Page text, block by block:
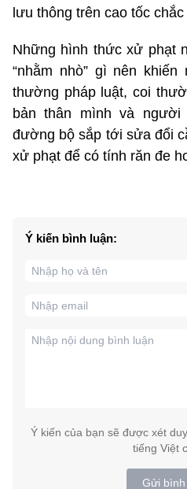
lưu thông trên cao tốc
Những hình thức xử phạt
“nhằm nhò” gì nên
thường pháp luật, coi
bản thân mình và người
đường bộ sắp tới sửa đổi
xử phạt để có tính răn đe
Ý kiến bình luận:
Ý kiến của bạn sẽ được xét
tiếng Việt
Gửi bình